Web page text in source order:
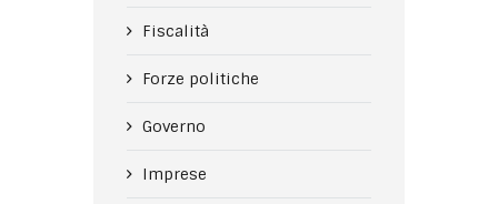
Fiscalità
Forze politiche
Governo
Imprese